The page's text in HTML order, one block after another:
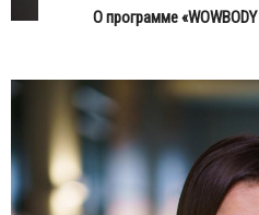
О программе